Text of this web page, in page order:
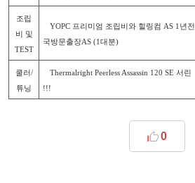
조립
비 및
TEST
YOPC 프리미엄 조립비와 힐링컴 AS 1년전
국방문출장AS (1대분)
쿨러/
튜닝
Thermalright Peerless Assassin 120 SE 서린
!!!
0